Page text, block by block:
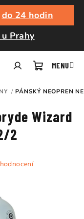
do 24 hodin
Prahy
košík
/ PÁNSKÝ NEOPREN
Wizard
2